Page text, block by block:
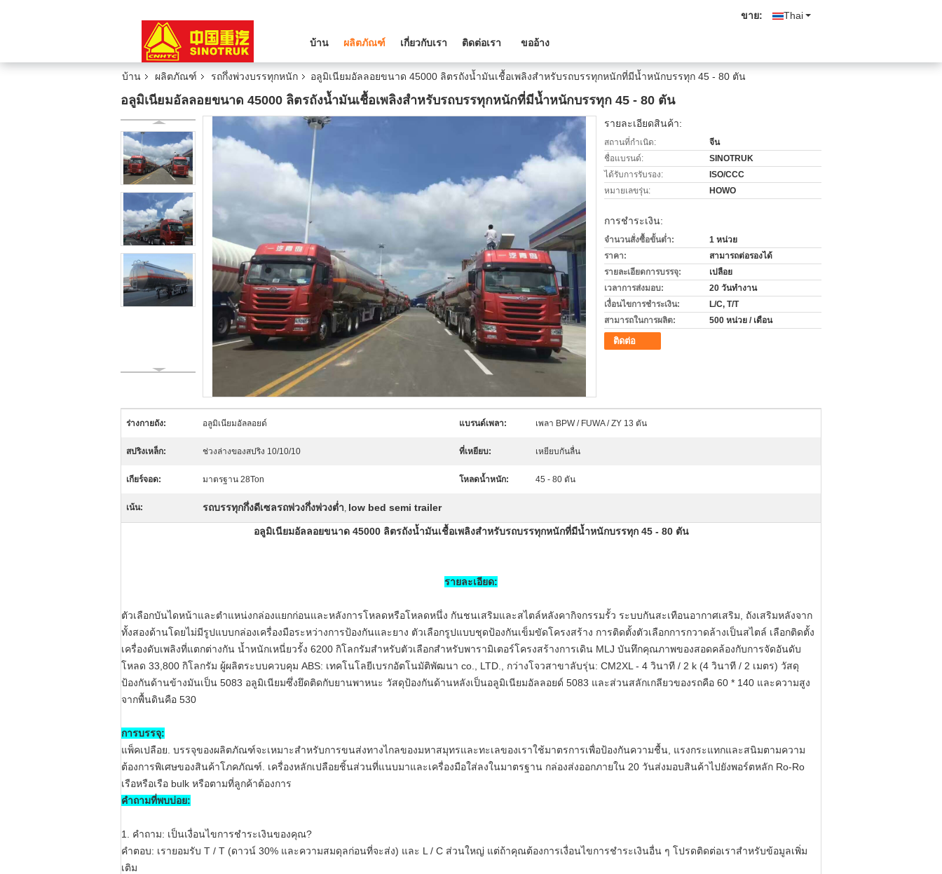
Thai
ขาย:
บ้าน ผลิตภัณฑ์ เกี่ยวกับเรา ติดต่อเรา ขออ้าง
บ้าน ผลิตภัณฑ์ รถกึ่งพ่วงบรรทุกหนัก อลูมิเนียมอัลลอยขนาด 45000 ลิตรถังน้ำมันเชื้อเพลิงสำหรับรถบรรทุกหนักที่มีน้ำหนักบรรทุก 45 - 80 ตัน
อลูมิเนียมอัลลอยขนาด 45000 ลิตรถังน้ำมันเชื้อเพลิงสำหรับรถบรรทุกหนักที่มีน้ำหนักบรรทุก 45 - 80 ตัน
รายละเอียดสินค้า:
สถานที่กำเนิด:
จีน
ชื่อแบรนด์:
SINOTRUK
ได้รับการรับรอง:
ISO/CCC
หมายเลขรุ่น:
HOWO
การชำระเงิน:
จำนวนสั่งซื้อขั้นต่ำ:
1 หน่วย
ราคา:
สามารถต่อรองได้
รายละเอียดการบรรจุ:
เปลือย
เวลาการส่งมอบ:
20 วันทำงาน
เงื่อนไขการชำระเงิน:
L/C, T/T
สามารถในการผลิต:
500 หน่วย / เดือน
ติดต่อ
ร่างกายถัง: อลูมิเนียมอัลลอยด์ แบรนด์เพลา: เพลา BPW / FUWA / ZY 13 ตัน
สปริงเหล็ก: ช่วงล่างของสปริง 10/10/10 ที่เหยียบ: เหยียบกันลื่น
เกียร์จอด: มาตรฐาน 28Ton โหลดน้ำหนัก: 45 - 80 ตัน
เน้น: รถบรรทุกกึ่งดีเซลรถพ่วงกึ่งพ่วงต่ำ, low bed semi trailer
อลูมิเนียมอัลลอยขนาด 45000 ลิตรถังน้ำมันเชื้อเพลิงสำหรับรถบรรทุกหนักที่มีน้ำหนักบรรทุก 45 - 80 ตัน
รายละเอียด:
ตัวเลือกบันไดหน้าและตำแหน่งกล่องแยกก่อนและหลังการโหลดหรือโหลดหนึ่ง กันชนเสริมและสไตล์หลังคากิจกรรมรั้ว ระบบกันสะเทือนอากาศเสริม, ถังเสริมหลังจาก
ทั้งสองด้านโดยไม่มีรูปแบบกล่องเครื่องมือระหว่างการป้องกันและยาง ตัวเลือกรูปแบบชุดป้องกันเข็มขัดโครงสร้าง การติดตั้งตัวเลือกการกวาดล้างเป็นสไตล์ เลือกติดตั้ง
เครื่องดับเพลิงที่แตกต่างกัน น้ำหนักเหนี่ยวรั้ง 6200 กิโลกรัมสำหรับตัวเลือกสำหรับพารามิเตอร์โครงสร้างการเดิน MLJ บันทึกคุณภาพของสอดคล้องกับการจัดอันดับ
โหลด 33,800 กิโลกรัม ผู้ผลิตระบบควบคุม ABS: เทคโนโลยีเบรกอัตโนมัติพัฒนา co., LTD., กว่างโจวสาขาลับรุ่น: CM2XL - 4 วินาที / 2 k (4 วินาที / 2 เมตร) วัสดุ
ป้องกันด้านข้างมันเป็น 5083 อลูมิเนียมซึ่งยึดติดกับยานพาหนะ วัสดุป้องกันด้านหลังเป็นอลูมิเนียมอัลลอยด์ 5083 และส่วนสลักเกลียวของรถคือ 60 * 140 และความสูง
จากพื้นดินคือ 530
การบรรจุ:
แพ็คเปลือย. บรรจุของผลิตภัณฑ์จะเหมาะสำหรับการขนส่งทางไกลของมหาสมุทรและทะเลของเราใช้มาตรการเพื่อป้องกันความชื้น, แรงกระแทกและสนิมตามความ
ต้องการพิเศษของสินค้าโภคภัณฑ์. เครื่องหลักเปลือยชิ้นส่วนที่แนบมาและเครื่องมือใส่ลงในมาตรฐาน กล่องส่งออกภายใน 20 วันส่งมอบสินค้าไปยังพอร์ตหลัก Ro-Ro
เรือหรือเรือ bulk หรือตามที่ลูกค้าต้องการ
คำถามที่พบบ่อย:
1. คำถาม: เป็นเงื่อนไขการชำระเงินของคุณ?
คำตอบ: เรายอมรับ T / T (ดาวน์ 30% และความสมดุลก่อนที่จะส่ง) และ L / C ส่วนใหญ่ แต่ถ้าคุณต้องการเงื่อนไขการชำระเงินอื่น ๆ โปรดติดต่อเราสำหรับข้อมูลเพิ่ม
เติม